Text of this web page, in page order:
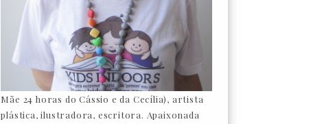
Mãe 24 horas do Cássio e da Cecília), artista
plástica, ilustradora, escritora. Apaixonada